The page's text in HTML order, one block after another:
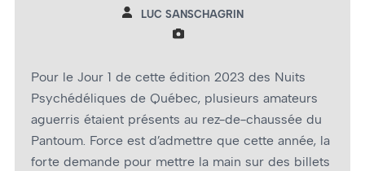
LUC SANSCHAGRIN
Pour le Jour 1 de cette édition 2023 des Nuits
Psychédéliques de Québec, plusieurs amateurs
aguerris étaient présents au rez-de-chaussée du
Pantoum. Force est d’admettre que cette année, la
forte demande pour mettre la main sur des billets